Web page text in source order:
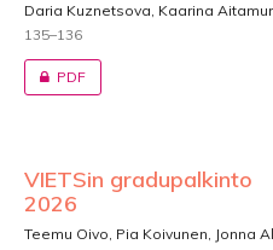
Daria Kuznetsova, Kaarina
135–136
PDF
VIETSin gradupalkinto
2026
Teemu Oivo, Pia Koivunen, Jonna